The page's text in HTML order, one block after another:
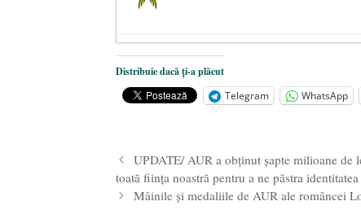
Dezvăluiri cutremurătoare despre
Statul care servește Națiunea - 21
Legea Vexler produce efecte.
Distribuie dacă ți-a plăcut
Telegram
WhatsApp
UPDATE/ AUR a obținut șapte milioane
toată ființa noastră pentru a ne păstra
Mâinile și medaliile de AUR ale româncei